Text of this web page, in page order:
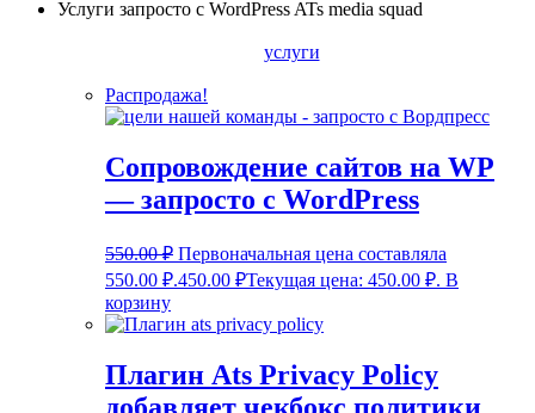
Услуги запросто с WordPress ATs media squad
услуги
Распродажа!
Сопровождение сайтов на WP
— запросто с WordPress
550.00₽ Первоначальная цена составляла
550.00 ₽.450.00 ₽Текущая цена: 450.00 ₽. В
корзину
Плагин Ats Privacy Policy